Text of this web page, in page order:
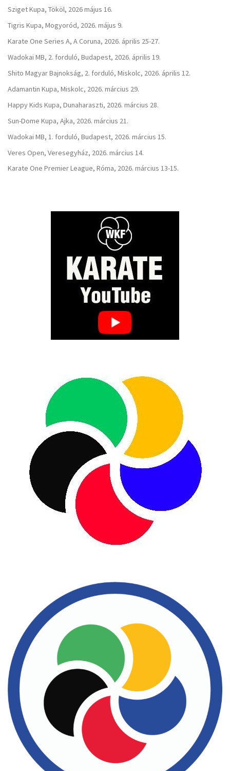
Sziget Kupa, Tököl, 2026 május 16.
Tigris Kupa, Mogyoród, 2026. május 9.
Karate One Series A, A Coruna, 2026. április 25-27.
Wadokai MB, 2. forduló, Budapest, 2026. április 19.
Shito Magyar Bajnokság, 2. forduló, Miskolc, 2026. április 12.
Adamantin Kupa, Miskolc, 2026. március 29.
Happy Kids Kupa, Dunaharaszti, 2026. március 28.
Sun-Dome Kupa, Ajka, 2026. március 21.
Wadokai MB, 1. forduló, Budapest, 2026. március 15.
Veres Open, Veresegyház, 2026. március 14.
Karate One Premier League, Róma, 2026. március 13-15.